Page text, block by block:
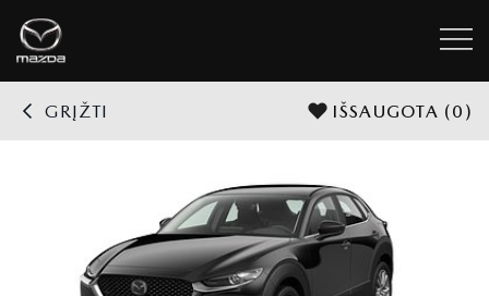
GRĮŽTI IŠSAUGOTA (0)